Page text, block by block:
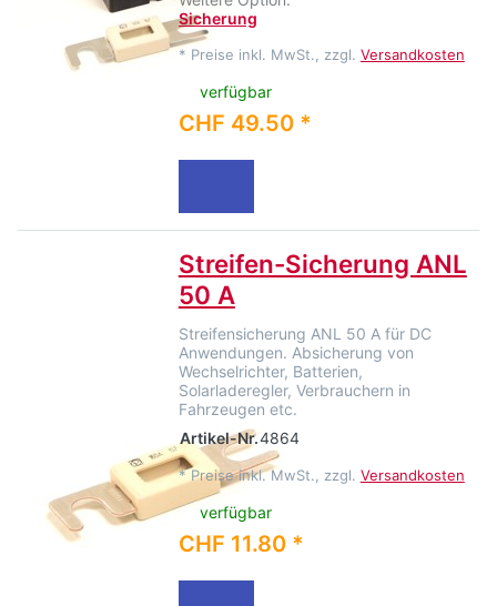
Sicherung
* Preise inkl. MwSt., zzgl. Versandkosten
verfügbar
CHF 49.50 *
Streifen-Sicherung ANL
50 A
Streifensicherung ANL 50 A für DC
Anwendungen. Absicherung von
Wechselrichter, Batterien,
Solarladeregler, Verbrauchern in
Fahrzeugen etc.
Artikel-Nr.4864
* Preise inkl. MwSt., zzgl. Versandkosten
verfügbar
CHF 11.80 *